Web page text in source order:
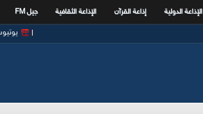
الإذاعة الدولية إذاعة القرآن الإذاعة الثقافية جيل FM